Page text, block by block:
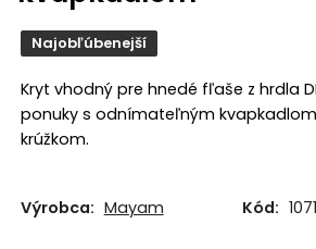
Najobľúbenejší
Kryt vhodný pre hnedé fľaše z hrdla
ponuky s odnímateľným
krúžkom.
Výrobca: Mayam Kód: 1071